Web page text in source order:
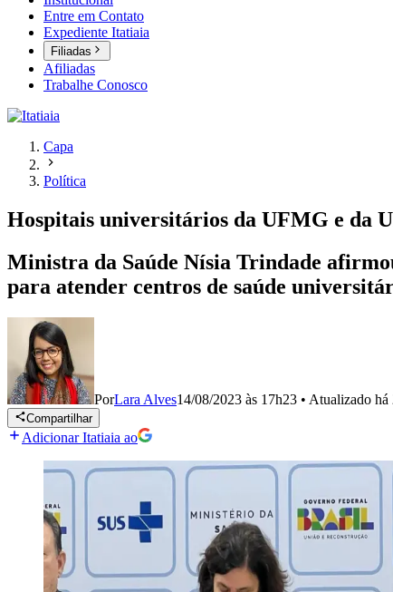
Entre em Contato
Expediente Itatiaia
Filiadas
Afiliadas
Trabalhe Conosco
Capa
Política
Hospitais universitários da UFMG e da
Ministra da Saúde Nísia Trindade
para atender centros de saúde
PorLara Alves14/08/2023 às 17h23 • Atualizado há
Compartilhar
Adicionar Itatiaia ao